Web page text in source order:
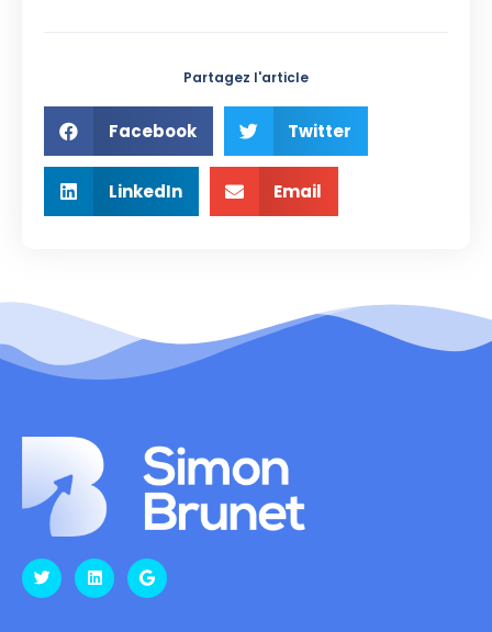
Partagez l'article
Facebook Twitter
LinkedIn Email